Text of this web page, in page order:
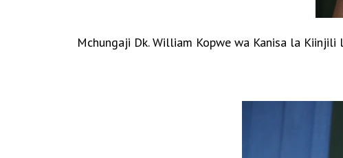
Mchungaji Dk. William Kopwe wa Kanisa la